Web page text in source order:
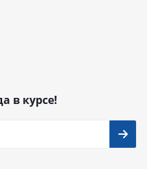
в курсе!